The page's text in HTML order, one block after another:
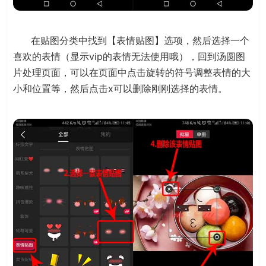
在贴图分类中找到【表情贴图】选项，然后选择一个
喜欢的表情（显示vip的表情无法使用哦），回到汤圆图
片处理页面，可以在页面中点击旋转的符号调整表情的大
小和位置等，然后点击x可以删除刚刚选择的表情。